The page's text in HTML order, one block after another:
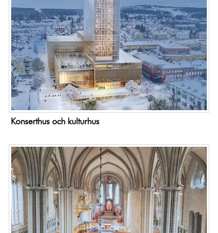
Konserthus och kulturhus